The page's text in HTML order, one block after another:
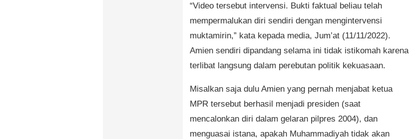
“Video tersebut intervensi. Bukti faktual beliau telah
mempermalukan diri sendiri dengan mengintervensi
muktamirin,” kata kepada media, Jum’at (11/11/2022).
Amien sendiri dipandang selama ini tidak istikomah karena
terlibat langsung dalam perebutan politik kekuasaan.
Misalkan saja dulu Amien yang pernah menjabat ketua
MPR tersebut berhasil menjadi presiden (saat
mencalonkan diri dalam gelaran pilpres 2004), dan
menguasai istana, apakah Muhammadiyah tidak akan